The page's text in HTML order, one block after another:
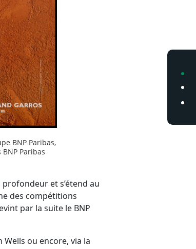
BNP Paribas,
Paribas
et s’étend au
des compétitions
par la suite le BNP
Wells ou encore, via la